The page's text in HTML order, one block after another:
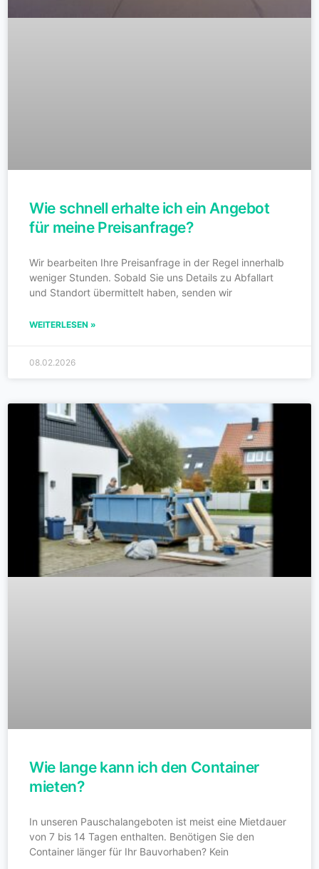
Wie schnell erhalte ich ein Angebot
für meine Preisanfrage?
Wir bearbeiten Ihre Preisanfrage in der Regel innerhalb
weniger Stunden. Sobald Sie uns Details zu Abfallart
und Standort übermittelt haben, senden wir
WEITERLESEN »
08.02.2026
Wie lange kann ich den Container
mieten?
In unseren Pauschalangeboten ist meist eine Mietdauer
von 7 bis 14 Tagen enthalten. Benötigen Sie den
Container länger für Ihr Bauvorhaben? Kein